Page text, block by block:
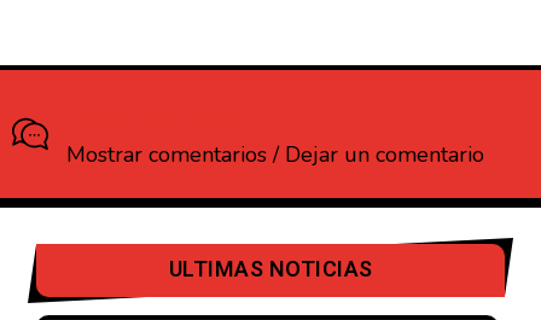
Mostrar comentarios / Dejar un comentario
ULTIMAS NOTICIAS